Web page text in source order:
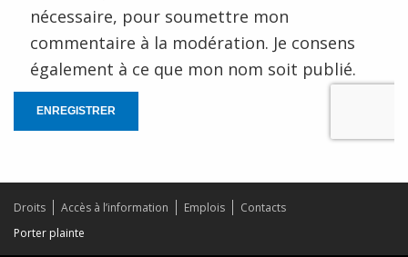
nécessaire, pour soumettre mon
commentaire à la modération. Je consens
également à ce que mon nom soit publié.
ENREGISTRER
Droits Accès à l’information Emplois
Contacts
Porter plainte